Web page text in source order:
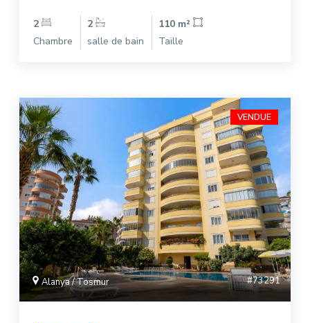
2
Chambre
2
salle de bain
110 m²
Taille
VENDUE
Alanya / Tosmur #73291